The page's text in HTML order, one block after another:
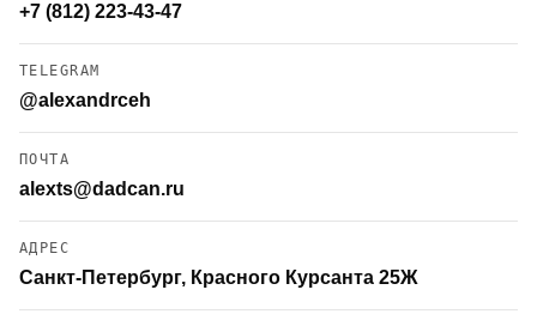
+7 (812) 223-43-47
TELEGRAM
@alexandrceh
ПОЧТА
alexts@dadcan.ru
АДРЕС
Санкт-Петербург, Красного Курсанта 25Ж